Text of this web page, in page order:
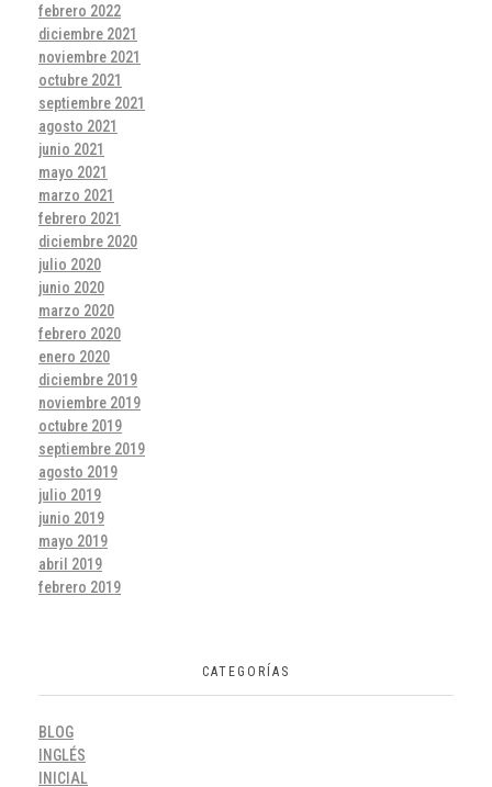
febrero 2022
diciembre 2021
noviembre 2021
octubre 2021
septiembre 2021
agosto 2021
junio 2021
mayo 2021
marzo 2021
febrero 2021
diciembre 2020
julio 2020
junio 2020
marzo 2020
febrero 2020
enero 2020
diciembre 2019
noviembre 2019
octubre 2019
septiembre 2019
agosto 2019
julio 2019
junio 2019
mayo 2019
abril 2019
febrero 2019
CATEGORÍAS
BLOG
INGLÉS
INICIAL